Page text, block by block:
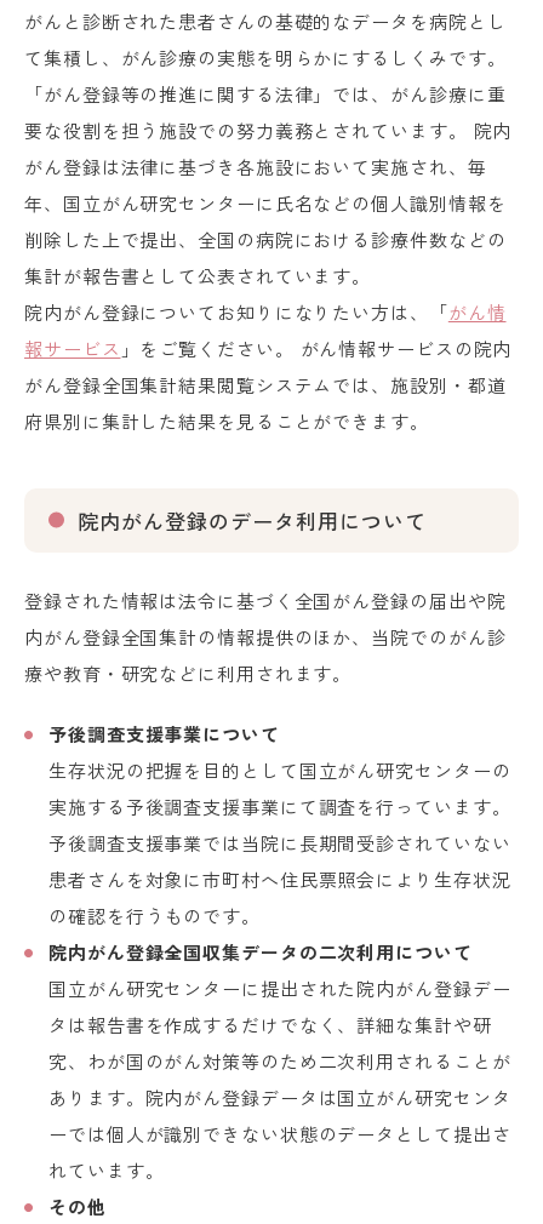
がんと診断された患者さんの基礎的なデータを病院とし
て集積し、がん診療の実態を明らかにするしくみです。
「がん登録等の推進に関する法律」では、がん診療に重
要な役割を担う施設での努力義務とされています。 院内
がん登録は法律に基づき各施設において実施され、毎
年、国立がん研究センターに氏名などの個人識別情報を
削除した上で提出、全国の病院における診療件数などの
集計が報告書として公表されています。
院内がん登録についてお知りになりたい方は、「がん情
報サービス 」をご覧ください。 がん情報サービスの院内
がん登録全国集計結果閲覧システムでは、施設別・都道
府県別に集計した結果を見ることができます。
院内がん登録のデータ利用について
登録された情報は法令に基づく全国がん登録の届出や院
内がん登録全国集計の情報提供のほか、当院でのがん診
療や教育・研究などに利用されます。
予後調査支援事業について
生存状況の把握を目的として国立がん研究センターの
実施する予後調査支援事業にて調査を行っています。
予後調査支援事業では当院に長期間受診されていない
患者さんを対象に市町村へ住民票照会により生存状況
の確認を行うものです。
院内がん登録全国収集データの二次利用について
国立がん研究センターに提出された院内がん登録デー
タは報告書を作成するだけでなく、詳細な集計や研
究、わが国のがん対策等のため二次利用されることが
あります。院内がん登録データは国立がん研究センタ
ーでは個人が識別できない状態のデータとして提出さ
れています。
その他